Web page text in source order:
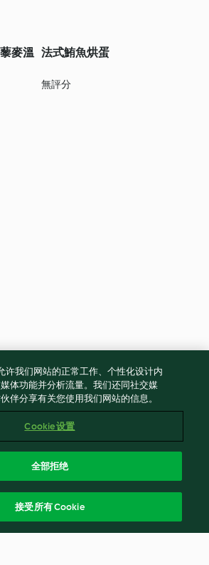
麥溫 法式鮪魚烘蛋
無評分
许我们网站的正常工作、个性化设计内
体功能并分析流量。我们还同社交媒
伴分享有关您使用我们网站的信息。
Cookie 设置
全部拒绝
接受所有 Cookie